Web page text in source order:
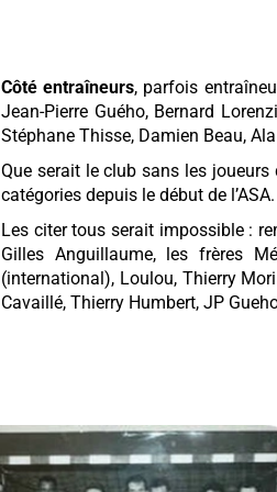
Côté entraîneurs, parfois
Jean-Pierre Guého, Bernard
Stéphane Thisse, Damien Beau,
Que serait le club sans les
catégories depuis le début de
Les citer tous serait impossible :
Gilles Anguillaume, les frères
(international), Loulou, Thierry
Cavaillé, Thierry Humbert, JP